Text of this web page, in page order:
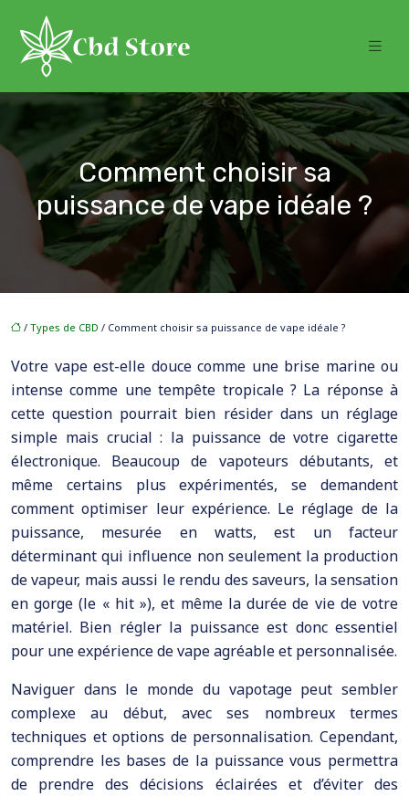
Comment choisir sa
puissance de vape idéale ?
/ Types de CBD / Comment choisir sa puissance de vape idéale ?
Votre vape est-elle douce comme une brise marine ou
intense comme une tempête tropicale ? La réponse à
cette question pourrait bien résider dans un réglage
simple mais crucial : la puissance de votre cigarette
électronique. Beaucoup de vapoteurs débutants, et
même certains plus expérimentés, se demandent
comment optimiser leur expérience. Le réglage de la
puissance, mesurée en watts, est un facteur
déterminant qui influence non seulement la production
de vapeur, mais aussi le rendu des saveurs, la sensation
en gorge (le « hit »), et même la durée de vie de votre
matériel. Bien régler la puissance est donc essentiel
pour une expérience de vape agréable et personnalisée.
Naviguer dans le monde du vapotage peut sembler
complexe au début, avec ses nombreux termes
techniques et options de personnalisation. Cependant,
comprendre les bases de la puissance vous permettra
de prendre des décisions éclairées et d’éviter des